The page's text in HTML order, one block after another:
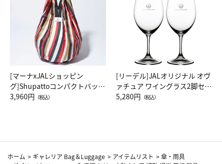
[マーナxJALショッピン
グ]Shupattoコンパクトバッグ
Drop JAL客室乗務員（LC）ス
3,960円 （税込）
[リーデル]JALオリジナル オヴ
ァチュア ワイングラス2脚セッ
ト（レッドワイン）
5,280円 （税込）
ホーム > ギャレリア Bag＆Luggage > アイテムリスト >傘・雨具